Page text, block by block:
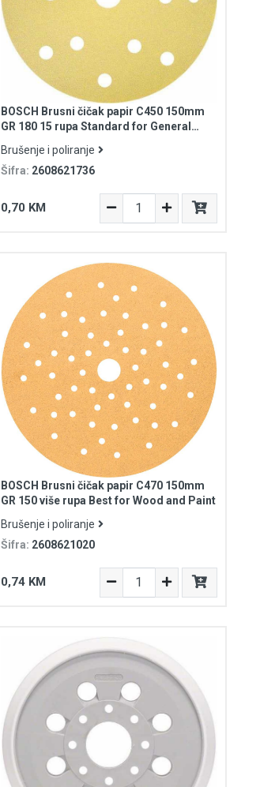
BOSCH Brusni čičak papir C450 150mm
GR 180 15 rupa Standard for General
Brušenje i poliranje
Šifra: 2608621736
0,70 KM
BOSCH Brusni čičak papir C470 150mm
GR 150 više rupa Best for Wood and Paint
Brušenje i poliranje
Šifra: 2608621020
0,74 KM